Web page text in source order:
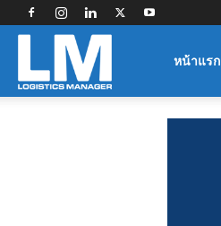
Logisticsหน้าแรก